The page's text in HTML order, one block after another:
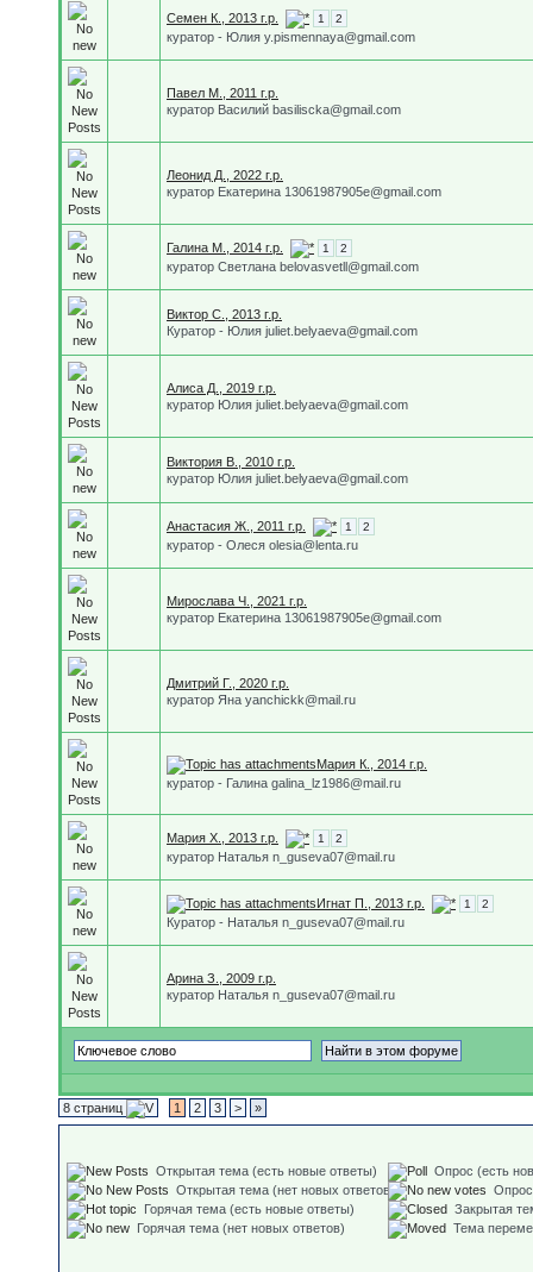
Семен К., 2013 г.р. 1 2
куратор - Юлия y.pismennaya@gmail.com
Павел М., 2011 г.р.
куратор Василий basiliscka@gmail.com
Леонид Д., 2022 г.р.
куратор Екатерина 13061987905e@gmail.com
Галина М., 2014 г.р. 1 2
куратор Светлана belovasvetll@gmail.com
Виктор С., 2013 г.р.
Куратор - Юлия juliet.belyaeva@gmail.com
Алиса Д., 2019 г.р.
куратор Юлия juliet.belyaeva@gmail.com
Виктория В., 2010 г.р.
куратор Юлия juliet.belyaeva@gmail.com
Анастасия Ж., 2011 г.р. 1 2
куратор - Олеся olesia@lenta.ru
Мирослава Ч., 2021 г.р.
куратор Екатерина 13061987905e@gmail.com
Дмитрий Г., 2020 г.р.
куратор Яна yanchickk@mail.ru
Мария К., 2014 г.р.
куратор - Галина galina_lz1986@mail.ru
Мария Х., 2013 г.р. 1 2
куратор Наталья n_guseva07@mail.ru
Игнат П., 2013 г.р. 1 2
Куратор - Наталья n_guseva07@mail.ru
Арина З., 2009 г.р.
куратор Наталья n_guseva07@mail.ru
8 страниц 1 2 3 > »
Открытая тема (есть новые ответы)
Открытая тема (нет новых ответов)
Горячая тема (есть новые ответы)
Горячая тема (нет новых ответов)
Опрос (есть
Опрос
Закрытая
Тема